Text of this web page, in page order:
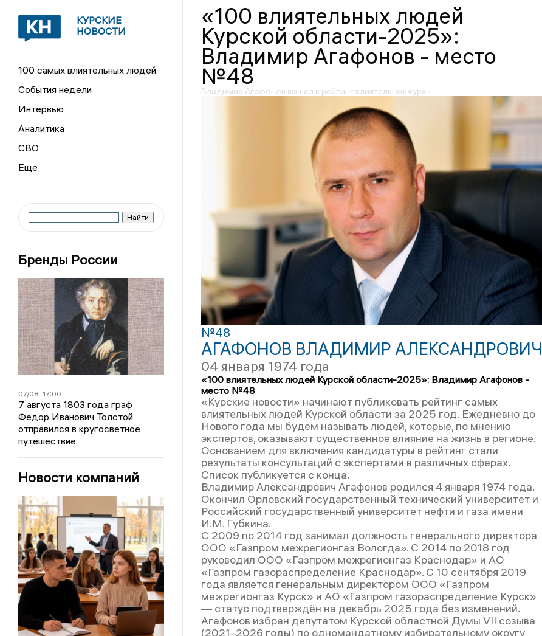
КУРСКИЕ
НОВОСТИ
100 самых влиятельных людей
События недели
Интервью
Аналитика
СВО
Бренды России
07/08 17:00
7 августа 1803 года граф
Федор Иванович Толстой
отправился в кругосветное
путешествие
Новости компаний
«100 влиятельных людей
Курской области-2025»:
Владимир Агафонов - место
№48
Владимир Агафонов вошел в рейтинг влиятельных курян
№48
АГАФОНОВ ВЛАДИМИР АЛЕКСАНДРОВИЧ
04 января 1974 года
«100 влиятельных людей Курской области-2025»: Владимир Агафонов -
место №48
«Курские новости» начинают публиковать рейтинг самых
влиятельных людей Курской области за 2025 год. Ежедневно до
Нового года мы будем называть людей, которые, по мнению
экспертов, оказывают существенное влияние на жизнь в регионе.
Основанием для включения кандидатуры в рейтинг стали
результаты консультаций с экспертами в различных сферах.
Список публикуется с конца.
Владимир Александрович Агафонов родился 4 января 1974 года.
Окончил Орловский государственный технический университет и
Российский государственный университет нефти и газа имени
И.М. Губкина.
С 2009 по 2014 год занимал должность генерального директора
ООО «Газпром межрегионгаз Вологда». С 2014 по 2018 год
руководил ООО «Газпром межрегионгаз Краснодар» и АО
«Газпром газораспределение Краснодар». С 10 сентября 2019
года является генеральным директором ООО «Газпром
межрегионгаз Курск» и АО «Газпром газораспределение Курск»
— статус подтверждён на декабрь 2025 года без изменений.
Агафонов избран депутатом Курской областной Думы VII созыва
(2021–2026 годы) по одномандатному избирательному округу